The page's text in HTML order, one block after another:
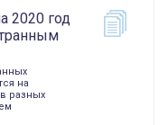
2020 год
на
разных